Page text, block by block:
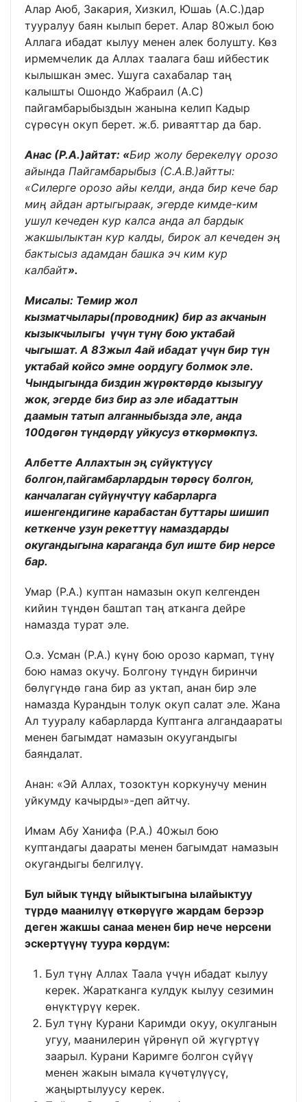
Алар Аюб, Закария, Хизкил, Юшаь (А.С.)дар
тууралуу баян кылып берет. Алар 80жыл бою
Аллага ибадат кылуу менен алек болушту. Көз
ирмемчелик да Аллах таалага баш ийбестик
кылышкан эмес. Ушуга сахабалар таң
калышты Ошондо Жабраил (А.С)
пайгамбарыбыздын жанына келип Кадыр
сүрөсүн окуп берет. ж.б. риваяттар да бар.
Анас (Р.А.)айтат: «Бир жолу берекелүү орозо
айында Пайгамбарыбыз (С.А.В.)айтты:
«Силерге орозо айы келди, анда бир кече бар
миң айдан артыгыраак, эгерде кимде-ким
ушул кечеден кур калса анда ал бардык
жакшылыктан кур калды, бирок ал кечеден эң
бактысыз адамдан башка эч ким кур
калбайт».
Мисалы: Темир жол
кызматчылары(проводник) бир аз акчанын
кызыкчылыгы үчүн түнү бою уктабай
чыгышат. А 83жыл 4ай ибадат үчүн бир түн
уктабай койсо эмне оордугу болмок эле.
Чындыгында биздин жүрөктөрдө кызыгуу
жок, эгерде биз бир аз эле ибадаттын
даамын татып алганныбызда эле, анда
100дөгөн түндөрдү уйкусуз өткөрмөкпүз.
Албетте Аллахтын эң сүйүктүүсү
болгон,пайгамбарлардын төрөсү болгон,
канчалаган сүйүнүчтүү кабарларга
ишенгендигине карабастан буттары шишип
кеткенче узун рекеттүү намаздарды
окугандыгына караганда бул иште бир нерсе
бар.
Умар (Р.А.) куптан намазын окуп келгенден
кийин түндөн баштап таң атканга дейре
намазда турат эле.
О.э. Усман (Р.А.) күнү бою орозо кармап, түнү
бою намаз окучу. Болгону түндүн биринчи
бөлүгүндө гана бир аз уктап, анан бир эле
намазда Курандын толук окуп салат эле. Жана
Ал тууралу кабарларда Куптанга алгандаараты
менен багымдат намазын окуугандыгы
баяндалат.
Анан: «Эй Аллах, тозоктун коркунучу менин
уйкумду качырды»-деп айтчу.
Имам Абу Ханифа (Р.А.) 40жыл бою
куптандагы даараты менен багымдат намазын
окугандыгы белгилүү.
Бул ыйык түндү ыйыктыгына ылайыктуу
түрдө маанилүү өткөрүүгө жардам берээр
деген жакшы санаа менен бир нече нерсени
эскертүүнү туура көрдүм:
Бул түнү Аллах Таала үчүн ибадат кылуу
керек. Жаратканга кулдук кылуу сезимин
өнүктүрүү керек.
Бул түнү Курани Каримди окуу, окулганын
угуу, маанилерин үйрөнүп ой жүгүртүү
заарыл. Курани Каримге болгон сүйүү
менен жакын ымала күчөтүлүүсү,
жаңыртылуусу керек.